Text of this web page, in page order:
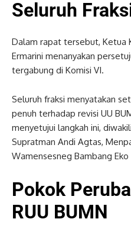
Seluruh
Dalam rapat tersebut, Ketua
Ermarini menanyakan
tergabung di Komisi VI.
Seluruh fraksi menyatakan
penuh terhadap revisi UU
menyetujui langkah ini,
Supratman Andi Agtas,
Wamensesneg Bambang Eko
Pokok
RUU BUMN